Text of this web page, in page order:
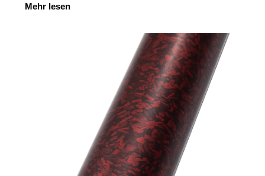
Mehr lesen